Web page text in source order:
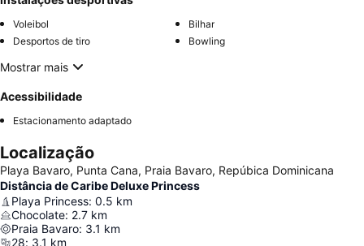
Voleibol
Bilhar
Desportos de tiro
Bowling
Mostrar mais
Acessibilidade
Estacionamento adaptado
Localização
Playa Bavaro, Punta Cana, Praia Bavaro, Repúbica Dominicana
Distância de Caribe Deluxe Princess
Playa Princess: 0.5 km
Chocolate: 2.7 km
Praia Bavaro: 3.1 km
28: 3.1 km